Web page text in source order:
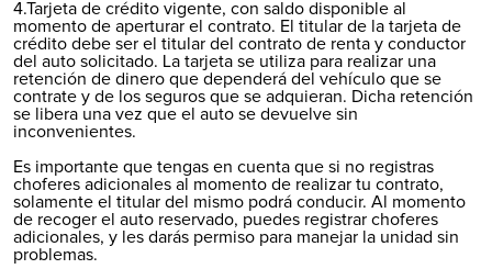
4.Tarjeta de crédito vigente, con saldo disponible al
momento de aperturar el contrato. El titular de la tarjeta de
crédito debe ser el titular del contrato de renta y conductor
del auto solicitado. La tarjeta se utiliza para realizar una
retención de dinero que dependerá del vehículo que se
contrate y de los seguros que se adquieran. Dicha retención
se libera una vez que el auto se devuelve sin
inconvenientes.
Es importante que tengas en cuenta que si no registras
choferes adicionales al momento de realizar tu contrato,
solamente el titular del mismo podrá conducir. Al momento
de recoger el auto reservado, puedes registrar choferes
adicionales, y les darás permiso para manejar la unidad sin
problemas.